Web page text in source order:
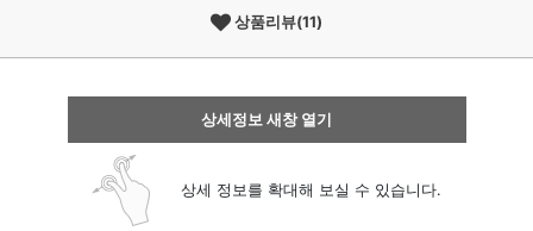
상품리뷰(11)
상세정보 새창 열기
상세 정보를 확대해 보실 수 있습니다.